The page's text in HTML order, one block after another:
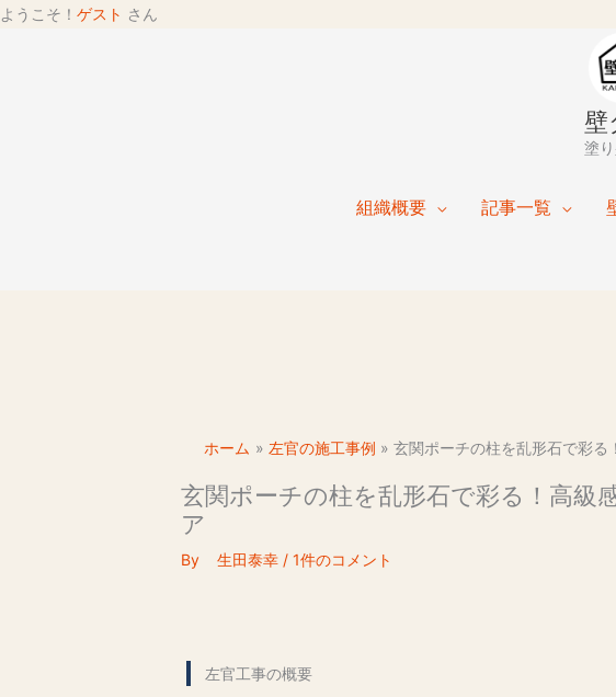
ようこそ！ ゲスト さん
壁
塗
組織概要 記事一覧
ホーム 左官の施工事例 玄関ポーチの柱を乱形石で彩る
玄関ポーチの柱を乱形石で彩る！高級
ア
By 生田泰幸 /1件のコメント
左官工事の概要